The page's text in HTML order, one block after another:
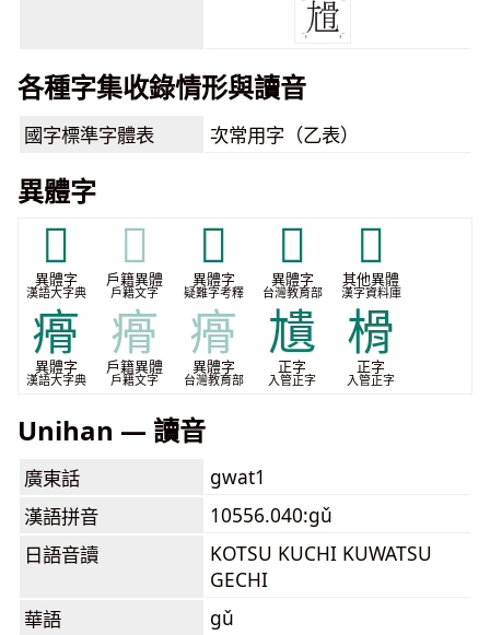
各種字集收錄情形與讀音
國字標準字體表 次常用字（乙表）
異體字
𡯜
異體字
漢語大字典
𡯜
戶籍異體
戶籍文字
𡰅
異體字
疑難字考釋
𡰊
異體字
台灣教育部
𩨔
其他異體
漢字資料庫
㾶
異體字
漢語大字典
㾶
戶籍異體
戶籍文字
㾶
異體字
台灣教育部
尵
正字
入管正字
榾
正字
入管正字
Unihan — 讀音
廣東話
gwat1
漢語拼音
10556.040:gǔ
日語音讀
KOTSU KUCHI KUWATSU
GECHI
華語
gǔ